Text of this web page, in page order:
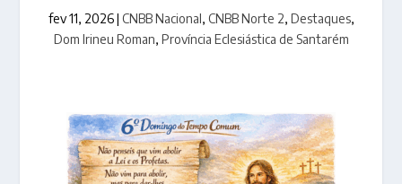
fev 11, 2026| CNBB Nacional, CNBB Norte 2, Destaques,
Dom Irineu Roman, Província Eclesiástica de Santarém